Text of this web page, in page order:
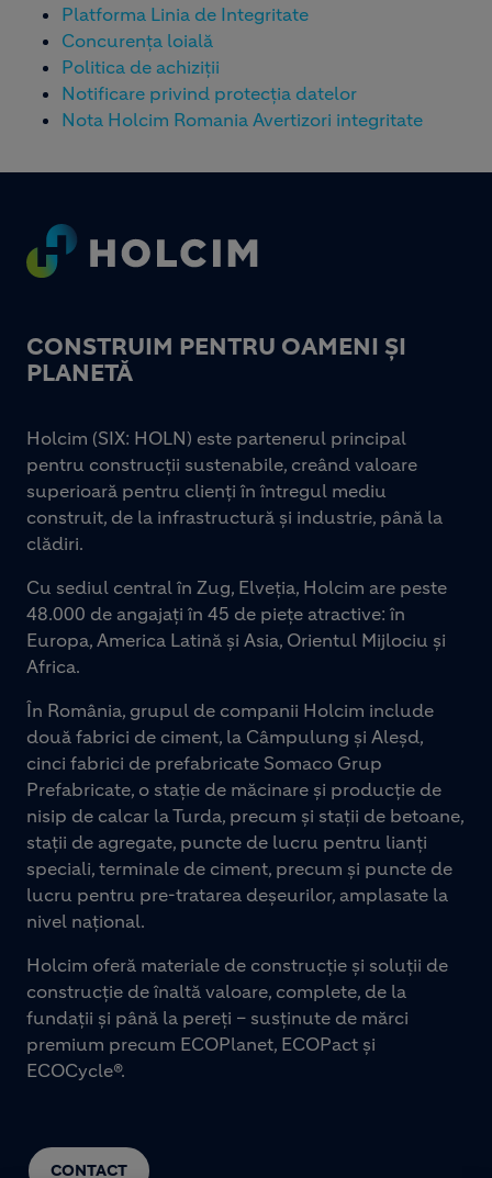
Platforma Linia de Integritate
Concurența loială
Politica de achiziții
Notificare privind protecția datelor
Nota Holcim Romania Avertizori integritate
Footer
CONSTRUIM PENTRU OAMENI ȘI
PLANETĂ
CONTACT
Holcim (SIX: HOLN) este partenerul principal
pentru construcții sustenabile, creând valoare
superioară pentru clienți în întregul mediu
construit, de la infrastructură și industrie, până la
clădiri.
Cu sediul central în Zug, Elveția, Holcim are peste
48.000 de angajați în 45 de piețe atractive: în
Europa, America Latină și Asia, Orientul Mijlociu și
Africa.
În România, grupul de companii Holcim include
două fabrici de ciment, la Câmpulung și Aleșd,
cinci fabrici de prefabricate Somaco Grup
Prefabricate, o stație de măcinare și producție de
nisip de calcar la Turda, precum și stații de betoane,
stații de agregate, puncte de lucru pentru lianți
speciali, terminale de ciment, precum și puncte de
lucru pentru pre-tratarea deșeurilor, amplasate la
nivel național.
Holcim oferă materiale de construcție și soluții de
construcție de înaltă valoare, complete, de la
fundații și până la pereți – susținute de mărci
premium precum ECOPlanet, ECOPact și
ECOCycle®.